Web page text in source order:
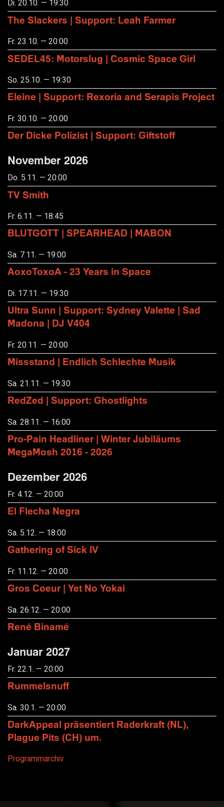
Di. 20.10. — 19:30
The Slackers | Support: Leah Farmer
Fr. 23.10. — 20:00
SEDEL45: Motorslug | Cosmic Space Girl
So. 25.10. — 19:30
Eleine | Support: Rexoria and Serapis Project
Fr. 30.10. — 20:00
Der Dicke Polizist | Support: Giftstoff
November 2026
Do. 5.11. — 20:00
TV Smith
Fr. 6.11. — 18:45
BLUTGOTT | SPEARHEAD | MABON
Sa. 7.11. — 19:00
AoxoToxoA - 23 Years in Space
Di. 17.11. — 19:30
Ultra Sunn | Support: Sydney Valette | Sad
Madona | DJ V404
Fr. 20.11. — 20:00
Missstand | Endlich Schlechte Musik
Sa. 21.11. — 19:30
RedZed | Support: Ghostlights
Sa. 28.11. — 16:00
Pro-Pain Headliner | Winter Jubiläums
MegaMosh 2016 - 2026
Dezember 2026
Fr. 4.12. — 20:00
El Flecha Negra
Sa. 5.12. — 18:00
Gathering of Sick IV
Fr. 11.12. — 20:00
Gros Coeur | Yet No Yokai
Sa. 26.12. — 20:00
René Binamé
Januar 2027
Fr. 22.1. — 20:00
Rummelsnuff
Sa. 30.1. — 20:00
DarkAppeal präsentiert Raderkraft (NL),
Plague Pits (CH) um.
Programmarchiv